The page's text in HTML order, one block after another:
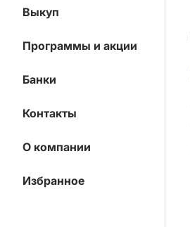
Выкуп
Программы и акции
Банки
Контакты
О компании
Избранное